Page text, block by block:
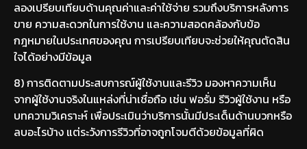
ลองเปรียบเทียบด้านคุณค่าและค่าใช้จ่าย รวมถึงบริการหลังการ
ขาย ความสะดวกในการใช้งาน และความสอดคล้องกับข้อ
กฎหมายในประเทศของคุณ การเปรียบเทียบจะช่วยให้คุณตัดสิน
ใจได้อย่างมีข้อมูล
8) การติดตามประสบการณ์ผู้ใช้งานและรีวิว มองหาความเห็น
จากผู้ใช้งานจริงในแหล่งที่น่าเชื่อถือ เช่น ฟอรั่ม รีวิวผู้ใช้งาน หรือ
บทความวิเคราะห์ เพื่อประเมินว่าบริการนั้นมีประเด็นด้านบวกหรือ
ลบอะไรบ้าง แต่ระวังการรีวิวที่อาจถูกโจมตีด้วยข้อมูลที่ผิด